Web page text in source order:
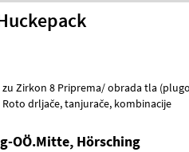
obrada tla (plugovi,
kultivatori, tanjurače i dr.) Roto drljače, tanjurače, kombinacije
OÖ.Mitte, Hörsching